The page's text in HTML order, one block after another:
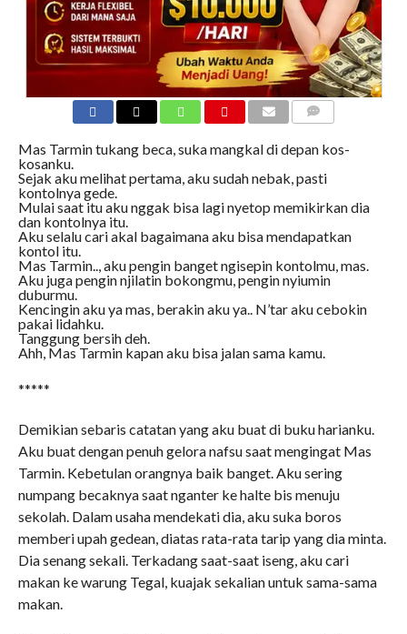
Mas Tarmin tukang beca, suka mangkal di depan kos-
kosanku.
Sejak aku melihat pertama, aku sudah nebak, pasti
kontolnya gede.
Mulai saat itu aku nggak bisa lagi nyetop memikirkan dia
dan kontolnya itu.
Aku selalu cari akal bagaimana aku bisa mendapatkan
kontol itu.
Mas Tarmin.., aku pengin banget ngisepin kontolmu, mas.
Aku juga pengin njilatin bokongmu, pengin nyiumin
duburmu.
Kencingin aku ya mas, berakin aku ya.. N’tar aku cebokin
pakai lidahku.
Tanggung bersih deh.
Ahh, Mas Tarmin kapan aku bisa jalan sama kamu.
*****
Demikian sebaris catatan yang aku buat di buku harianku.
Aku buat dengan penuh gelora nafsu saat mengingat Mas
Tarmin. Kebetulan orangnya baik banget. Aku sering
numpang becaknya saat nganter ke halte bis menuju
sekolah. Dalam usaha mendekati dia, aku suka boros
memberi upah gedean, diatas rata-rata tarip yang dia minta.
Dia senang sekali. Terkadang saat-saat iseng, aku cari
makan ke warung Tegal, kuajak sekalian untuk sama-sama
makan.